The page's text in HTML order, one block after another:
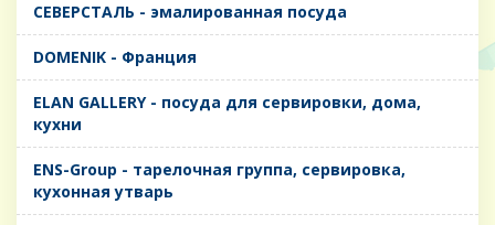
CЕВЕРСТАЛЬ - эмалированная посуда
DOMENIK - Франция
ELAN GALLERY - посуда для сервировки, дома,
кухни
ENS-Group - тарелочная группа, сервировка,
кухонная утварь